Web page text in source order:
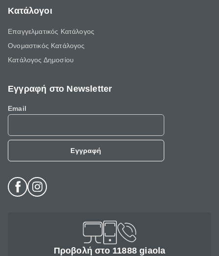
Κατάλογοι
Επαγγελματικός Κατάλογος
Ονομαστικός Κατάλογος
Κατάλογος Δημοσίου
Εγγραφή στο Newsletter
Email
Εγγραφή
Προβολή στο 11888 giaola